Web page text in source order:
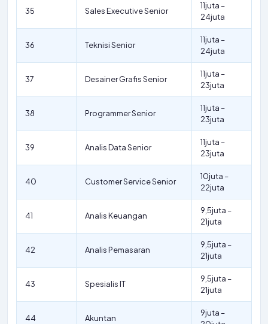
35 Sales Executive Senior
11juta –
24juta
36 Teknisi Senior
11juta –
24juta
37 Desainer Grafis Senior
11juta –
23juta
38 Programmer Senior
11juta –
23juta
39 Analis Data Senior
11juta –
23juta
40 Customer Service Senior
10juta –
22juta
41 Analis Keuangan
9,5juta –
21juta
42 Analis Pemasaran
9,5juta –
21juta
43 Spesialis IT
9,5juta –
21juta
44 Akuntan
9juta –